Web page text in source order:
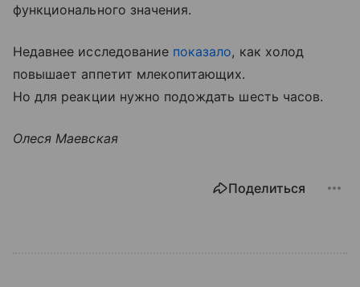
функционального значения.
Недавнее исследование показало, как холод
повышает аппетит млекопитающих.
Но для реакции нужно подождать шесть часов.
Олеся Маевская
Поделиться